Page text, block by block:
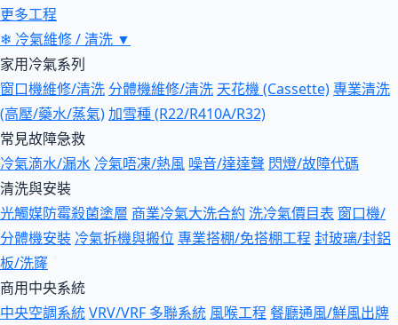
更多工程
❄ 冷氣維修 / 清洗 ▼
家用冷氣系列
窗口機維修/清洗 分體機維修/清洗 天花機 (Cassette)專業清洗
(高壓/藥水/蒸氣)加雪種 (R22/R410A/R32)
常見故障急救
冷氣滴水/漏水 冷氣唔凍/熱風 噪音/達達聲 閃燈/故障代碼
清洗與安裝
光觸媒防霉殺菌塗層 商業冷氣大洗合約 洗冷氣價目表 窗口機/
分體機安裝 冷氣拆機與搬位 專業搭棚/免搭棚工程 封玻璃/封鋁
板/洗窿
商用中央系統
中央空調系統VRV/VRF 多聯系統 風喉工程 餐廳通風/鮮風出牌